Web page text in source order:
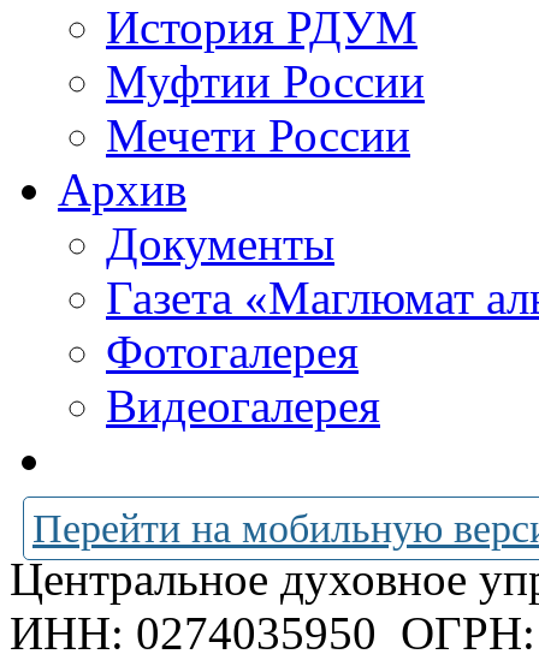
История РДУМ
Муфтии России
Мечети России
Архив
Документы
Газета «Маглюмат
Фотогалерея
Видеогалерея
Перейти на мобильную
Центральное духовное
ИНН: 0274035950 ОГРН: